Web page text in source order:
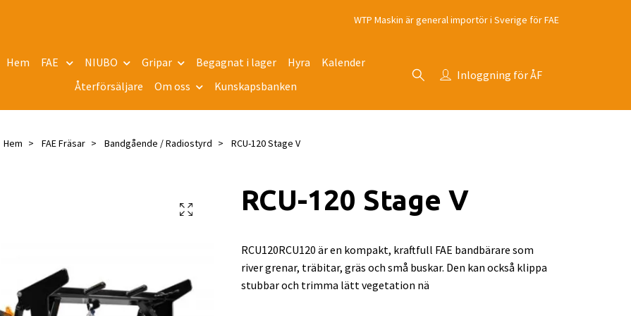
WTP Maskin är general importör i Sverige för FAE
Hem FAE NIUBO Gripar Begagnat i lager Hyra
Kalender
Återförsäljare
Om oss Kunskapsbanken
Inloggning för ÅF
Hem FAE Fräsar Bandgående / Radiostyrd RCU-120 Stage V
RCU-120 Stage V
RCU120RCU120 är en kompakt, kraftfull FAE bandbärare som
river grenar, träbitar, gräs och små buskar. Den kan också klippa
stubbar och trimma lätt vegetation nä